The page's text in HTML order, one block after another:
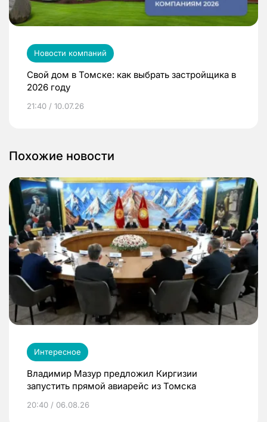
Новости компаний
Свой дом в Томске: как выбрать застройщика в
2026 году
21:40 / 10.07.26
Похожие новости
Интересное
Владимир Мазур предложил Киргизии
запустить прямой авиарейс из Томска
20:40 / 06.08.26